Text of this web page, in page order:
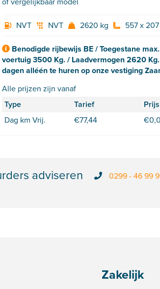
NVT NVT 2620 kg 557 x
Benodigde rijbewijs BE / Toegestane
voertuig 3500 Kg. / Laadvermogen 2620
dagen alléén te huren op onze vestiging
Alle prijzen zijn vanaf
Type
Tarief
Dag km Vrij.
€77,44 €
adviseren
0299 - 46 99
Zakelijk